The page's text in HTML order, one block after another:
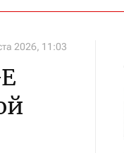
2026, 11:03